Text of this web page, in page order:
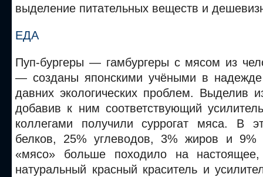
выделение питательных веществ и
ЕДА
Пуп-бургеры — гамбургеры с мясом из
— созданы японскими учёными в надежде
давних экологических проблем. Выделив
добавив к ним соответствующий
коллегами получили суррогат мяса. В
белков, 25% углеводов, 3% жиров и 9%
«мясо» больше походило на
натуральный красный краситель и